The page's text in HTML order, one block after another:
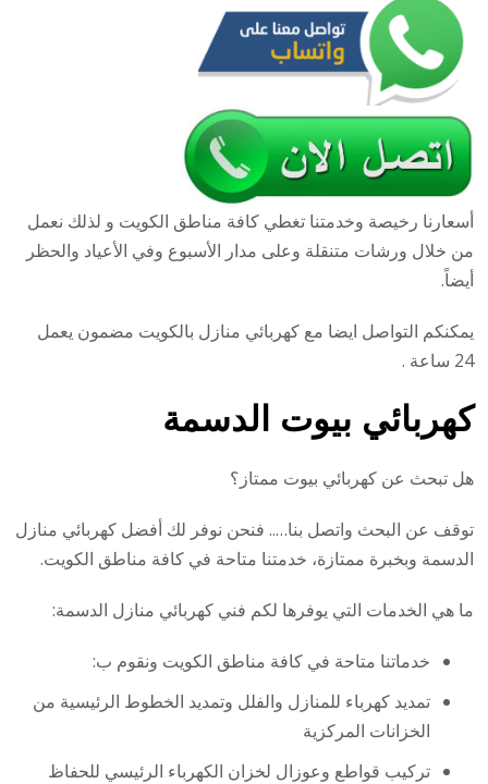
أسعارنا رخيصة وخدمتنا تغطي كافة مناطق الكويت و لذلك نعمل
من خلال ورشات متنقلة وعلى مدار الأسبوع وفي الأعياد والحظر
أيضاً.
يمكنكم التواصل ايضا مع كهربائي منازل بالكويت مضمون يعمل
24 ساعة .
كهربائي بيوت الدسمة
هل تبحث عن كهربائي بيوت ممتاز؟
توقف عن البحث واتصل بنا….. فنحن نوفر لك أفضل كهربائي منازل
الدسمة وبخبرة ممتازة، خدمتنا متاحة في كافة مناطق الكويت.
ما هي الخدمات التي يوفرها لكم فني كهربائي منازل الدسمة:
خدماتنا متاحة في كافة مناطق الكويت ونقوم ب:
تمديد كهرباء للمنازل والفلل وتمديد الخطوط الرئيسية من
الخزانات المركزية
تركيب قواطع وعوزال لخزان الكهرباء الرئيسي للحفاظ